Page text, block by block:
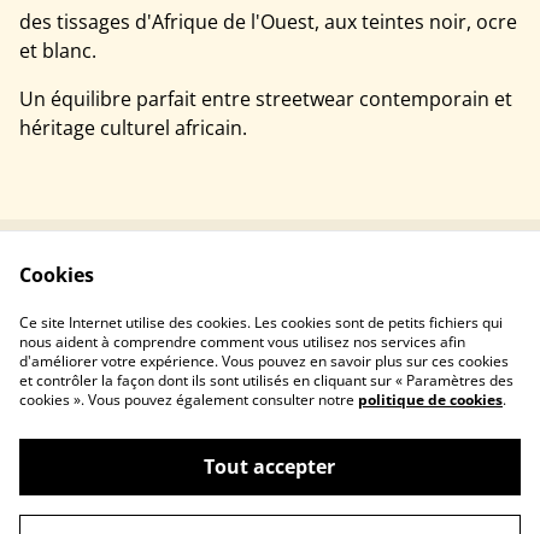
des tissages d'Afrique de l'Ouest, aux teintes noir, ocre
et blanc.
Un équilibre parfait entre streetwear contemporain et
héritage culturel africain.
Politique de
confidentialité
Politique de cookies
©2026Lunaboutik
Cookies
Ce site Internet utilise des cookies. Les cookies sont de petits fichiers qui
nous aident à comprendre comment vous utilisez nos services afin
d'améliorer votre expérience. Vous pouvez en savoir plus sur ces cookies
et contrôler la façon dont ils sont utilisés en cliquant sur « Paramètres des
cookies ». Vous pouvez également consulter notre politique de cookies.
Tout accepter